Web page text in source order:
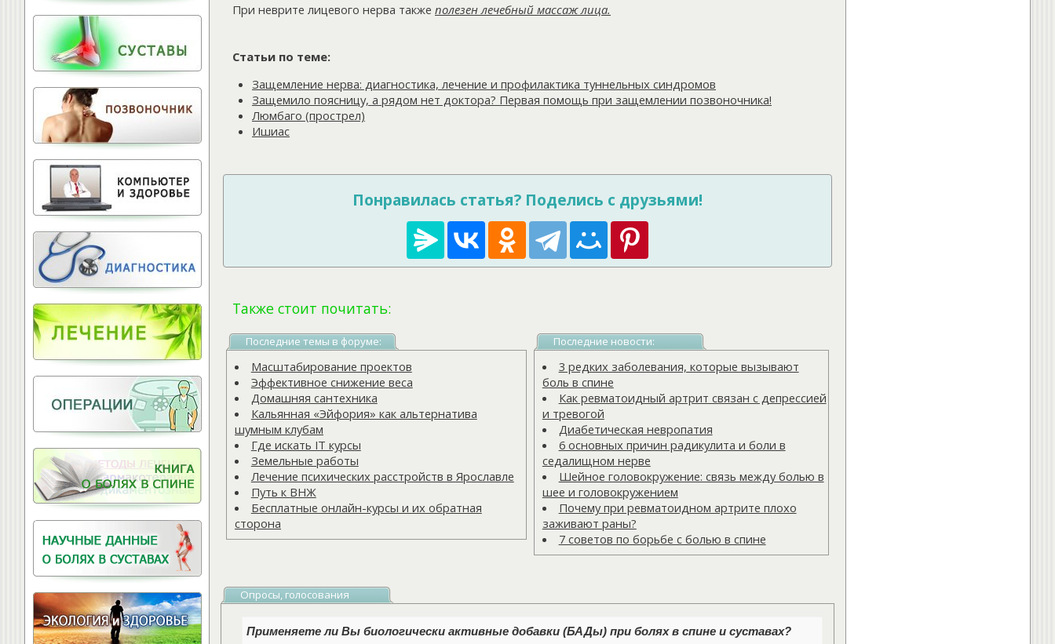
Мази для спины
Массаж водителю
Самомассаж при
остеохондрозе
Поясничная грыжа
Обследование
позвоночника
Тактика лечения
остеохондроза
Лечение баней
Офисный фитнес
Народная медицина
Тест для позвоночника
Питание для позвоночника
Витамины для
позвоночника
При неврите лицевого нерва также полезен лечебный массаж лица.
Статьи по теме:
Защемление нерва: диагностика, лечение и профилактика туннельных синдромов
Защемило поясницу, а рядом нет доктора? Первая помощь при защемлении позвоночника!
Люмбаго (прострел)
Ишиас
Понравилась статья? Поделись с друзьями!
Также стоит почитать:
Последние темы в форуме:
Масштабирование проектов
Эффективное снижение веса
Домашняя сантехника
Кальянная «Эйфория» как альтернатива
шумным клубам
Где искать IT курсы
Земельные работы
Лечение психических расстройств в Ярославле
Путь к ВНЖ
Бесплатные онлайн-курсы и их обратная
сторона
Последние новости:
3 редких заболевания, которые вызывают
боль в спине
Как ревматоидный артрит связан с депрессией
и тревогой
Диабетическая невропатия
6 основных причин радикулита и боли в
седалищном нерве
Шейное головокружение: связь между болью в
шее и головокружением
Почему при ревматоидном артрите плохо
заживают раны?
7 советов по борьбе с болью в спине
Опросы, голосования
Применяете ли Вы биологически активные добавки (БАДы) при болях в спине и суставах?